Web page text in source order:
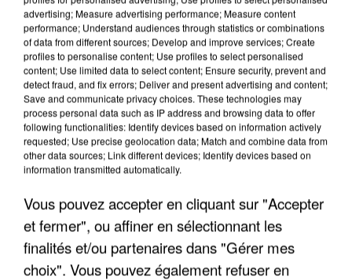
APRÈS TOUTES CES CANICULES, LES REFUGES
DE FAUNE SAUVAGE SONT...
advertising; Measure advertising performance; Measure content
performance; Understand audiences through statistics or combinations
of data from different sources; Develop and improve services; Create
profiles to personalise content; Use profiles to select personalised
content; Use limited data to select content; Ensure security, prevent and
detect fraud, and fix errors; Deliver and present advertising and content;
Save and communicate privacy choices. These technologies may
process personal data such as IP address and browsing data to offer
following functionalities: Identify devices based on information actively
requested; Use precise geolocation data; Match and combine data from
other data sources; Link different devices; Identify devices based on
information transmitted automatically.
Vous pouvez accepter en cliquant sur "Accepter
et fermer", ou affiner en sélectionnant les
finalités et/ou partenaires dans "Gérer mes
choix". Vous pouvez également refuser en